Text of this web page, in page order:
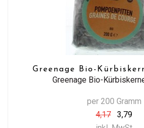
Greenage Bio-
Greenage Bio-
per 200 Gramm
4,17
3,79